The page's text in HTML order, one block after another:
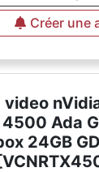
Créer une
video
4500 Ada
24GB